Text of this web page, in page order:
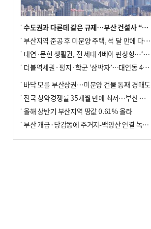
수도권과 다른데 같은 규제…부산 건설사 “쓰러지기 직전”
부산지역 준공 후 미분양 주택, 석 달 만에 다시 3000가구 넘어서
대연·문현 생활권, 전 세대 4베이 판상형…‘더샵 트리센트’ 내달 분양
더블역세권·평지·학군 ‘삼박자’…대연동 42층 브랜드 단지
바닥 모를 부산상권…미분양 건물 통째 경매도
전국 청약경쟁률 35개월 만에 최저…부산 미분양 ‘적체’ 심화
올해 상반기 부산지역 땅값 0.61% 올라
부산 개금·당감동에 주거지-백양산 연결 녹지 조성